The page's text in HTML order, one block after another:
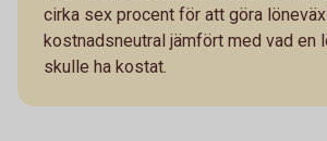
cirka sex procent för att göra
kostnadsneutral jämfört med vad en
skulle ha kostat.